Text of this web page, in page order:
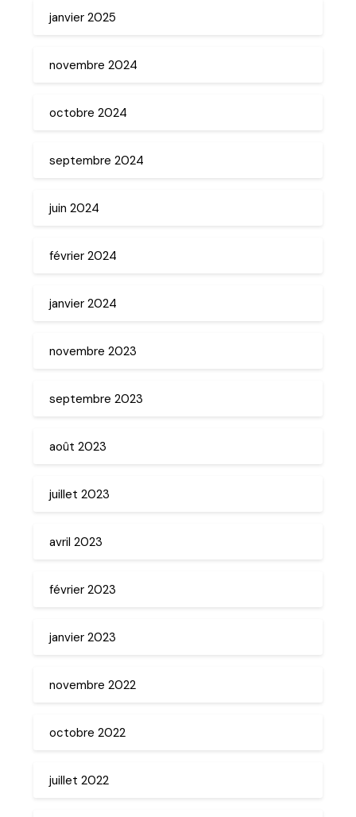
janvier 2025
novembre 2024
octobre 2024
septembre 2024
juin 2024
février 2024
janvier 2024
novembre 2023
septembre 2023
août 2023
juillet 2023
avril 2023
février 2023
janvier 2023
novembre 2022
octobre 2022
juillet 2022